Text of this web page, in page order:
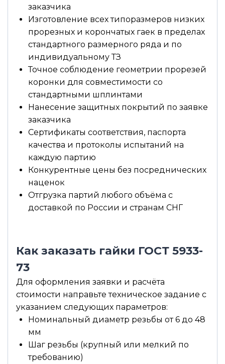
заказчика
Изготовление всех типоразмеров низких
прорезных и корончатых гаек в пределах
стандартного размерного ряда и по
индивидуальному ТЗ
Точное соблюдение геометрии прорезей
коронки для совместимости со
стандартными шплинтами
Нанесение защитных покрытий по заявке
заказчика
Сертификаты соответствия, паспорта
качества и протоколы испытаний на
каждую партию
Конкурентные цены без посреднических
наценок
Отгрузка партий любого объёма с
доставкой по России и странам СНГ
Как заказать гайки ГОСТ 5933-
73
Для оформления заявки и расчёта
стоимости направьте техническое задание с
указанием следующих параметров:
Номинальный диаметр резьбы от 6 до 48
мм
Шаг резьбы (крупный или мелкий по
требованию)